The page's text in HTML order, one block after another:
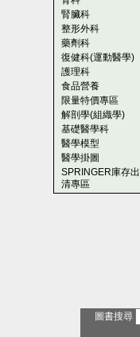
腎臟科
整形外科
藥劑科
復健科(運動醫學)
護理科
食品營養
限量特價專區
解剖學(組織學)
基礎醫學科
醫學模型
醫學掛圖
SPRINGER庫存出
清專區
圖書搜尋